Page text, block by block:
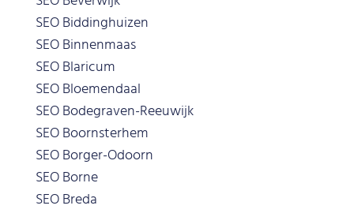
SEO Biddinghuizen
SEO Binnenmaas
SEO Blaricum
SEO Bloemendaal
SEO Bodegraven-Reeuwijk
SEO Boornsterhem
SEO Borger-Odoorn
SEO Borne
SEO Breda